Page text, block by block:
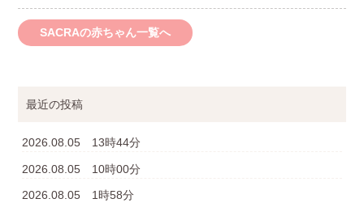
SACRAの赤ちゃん一覧へ
最近の投稿
2026.08.05 13時44分
2026.08.05 10時00分
2026.08.05 1時58分